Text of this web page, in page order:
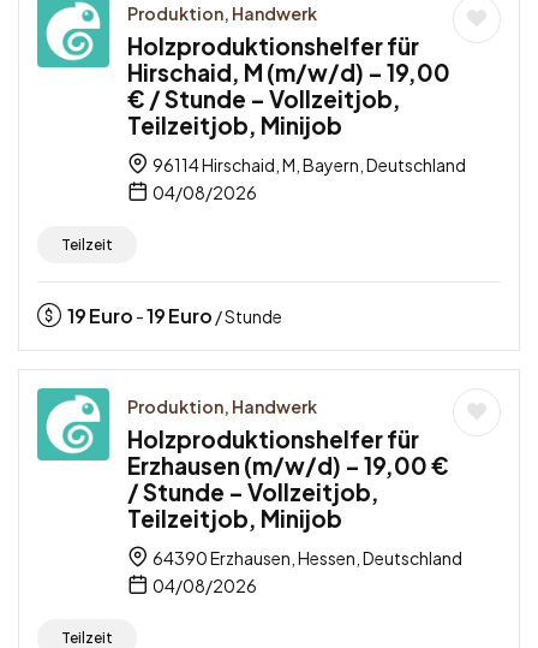
Produktion, Handwerk
Holzproduktionshelfer für
Hirschaid, M (m/w/d) – 19,00
€ / Stunde – Vollzeitjob,
Teilzeitjob, Minijob
96114 Hirschaid, M, Bayern, Deutschland
04/08/2026
Teilzeit
19Euro -19Euro / Stunde
Produktion, Handwerk
Holzproduktionshelfer für
Erzhausen (m/w/d) – 19,00 €
/ Stunde – Vollzeitjob,
Teilzeitjob, Minijob
64390 Erzhausen, Hessen, Deutschland
04/08/2026
Teilzeit